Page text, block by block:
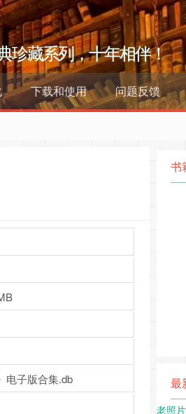
珍藏系列，十年相伴！
下载和使用 问题反馈
电子版合集.db
书
最
老照